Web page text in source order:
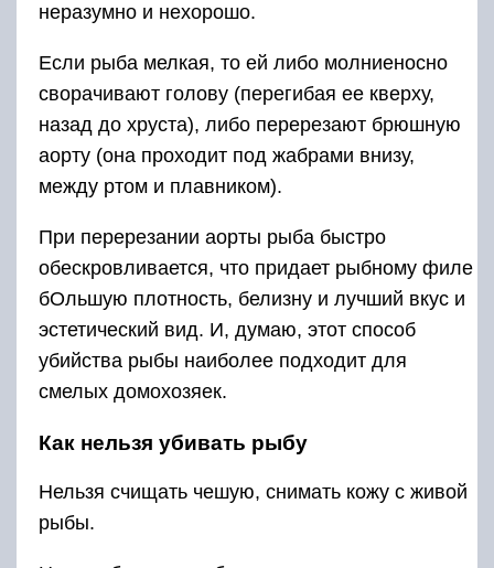
неразумно и нехорошо.
Если рыба мелкая, то ей либо молниеносно
сворачивают голову (перегибая ее кверху,
назад до хруста), либо перерезают брюшную
аорту (она проходит под жабрами внизу,
между ртом и плавником).
При перерезании аорты рыба быстро
обескровливается, что придает рыбному филе
бОльшую плотность, белизну и лучший вкус и
эстетический вид. И, думаю, этот способ
убийства рыбы наиболее подходит для
смелых домохозяек.
Как нельзя убивать рыбу
Нельзя счищать чешую, снимать кожу с живой
рыбы.